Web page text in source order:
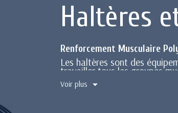
Haltères
Renforcement Musculaire
Les haltères sont des
travailler tous les groupes
coaching.
Voir plus